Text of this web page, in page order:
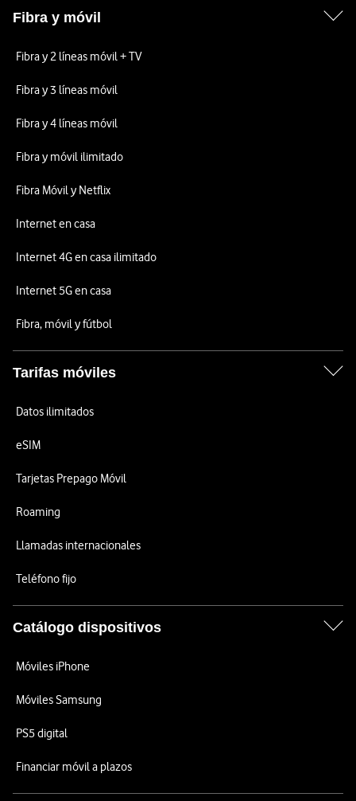
Fibra y móvil
Fibra y 2 líneas móvil + TV
Fibra y 3 líneas móvil
Fibra y 4 líneas móvil
Fibra y móvil ilimitado
Fibra Móvil y Netflix
Internet en casa
Internet 4G en casa ilimitado
Internet 5G en casa
Fibra, móvil y fútbol
Tarifas móviles
Datos ilimitados
eSIM
Tarjetas Prepago Móvil
Roaming
Llamadas internacionales
Teléfono fijo
Catálogo dispositivos
Móviles iPhone
Móviles Samsung
PS5 digital
Financiar móvil a plazos